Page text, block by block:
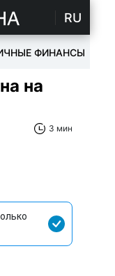
RU
ФИНАНСЫ
на
3 мин